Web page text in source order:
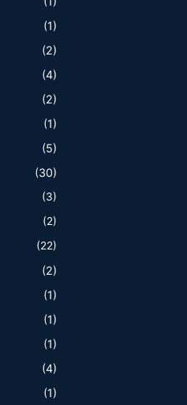
(1)
(2)
(4)
(2)
(1)
(5)
(30)
(3)
(2)
(22)
(2)
(1)
(1)
(1)
(4)
(1)